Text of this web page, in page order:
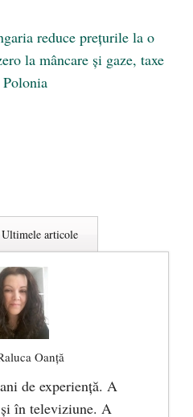
reduce preţurile la o
la mâncare și gaze, taxe
Ultimele articole
Oanță
de experiență. A
în televiziune. A